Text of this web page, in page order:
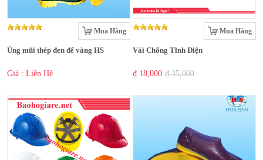
Mua Hàng
Ủng mũi thép đen đế vàng HS
Giá : Liên Hệ
Mua Hàng
Vải Chống Tĩnh Điện
₫ 18,000 ₫ 35,000